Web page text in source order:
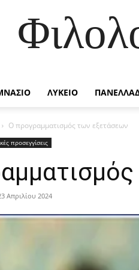
ΛΥΚΕΙΟ
Ο προγραμματισμός των εξετάσεων
προσεγγίσεις
Απριλίου 2024